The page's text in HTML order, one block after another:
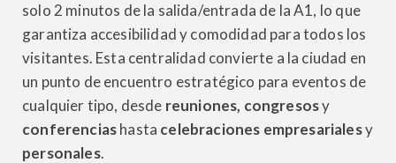
solo 2 minutos de la salida/entrada de la A1, lo que
garantiza accesibilidad y comodidad para todos los
visitantes. Esta centralidad convierte a la ciudad en
un punto de encuentro estratégico para eventos de
cualquier tipo, desde reuniones, congresosy
conferenciashasta celebraciones empresarialesy
personales.